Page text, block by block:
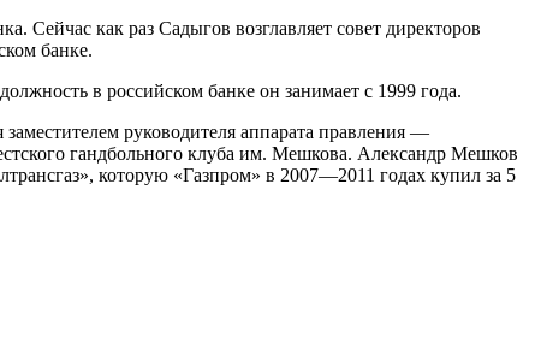
Сейчас как раз Садыгов возглавляет совет директоров
банке.
в российском банке он занимает с 1999 года.
заместителем руководителя аппарата правления —
гандбольного клуба им. Мешкова. Александр Мешков
которую «Газпром» в 2007—2011 годах купил за 5